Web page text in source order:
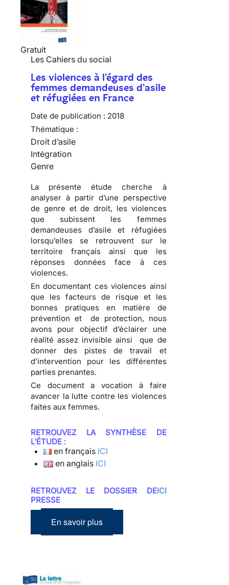
Gratuit
Les Cahiers du social
Les violences à l'égard des
femmes demandeuses d'asile
et réfugiées en France
Date de publication : 2018
Thématique :
Droit d’asile
Intégration
Genre
La présente étude cherche à
analyser à partir d’une perspective
de genre et de droit, les violences
que subissent les femmes
demandeuses d’asile et réfugiées
lorsqu’elles se retrouvent sur le
territoire français ainsi que les
réponses données face à ces
violences.
En documentant ces violences ainsi
que les facteurs de risque et les
bonnes pratiques en matière de
prévention et de protection, nous
avons pour objectif d’éclairer une
réalité assez invisible ainsi que de
donner des pistes de travail et
d’intervention pour les différentes
parties prenantes.
Ce document a vocation à faire
avancer la lutte contre les violences
faites aux femmes.
RETROUVEZ LA SYNTHÈSE DE
L'ÉTUDE :
en français ICI
en anglais ICI
RETROUVEZ LE DOSSIER DE
PRESSE
ICI
En savoir plus